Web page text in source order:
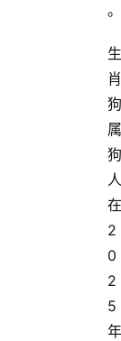
。
生
肖
狗
属
狗
人
在
2
0
2
5
年